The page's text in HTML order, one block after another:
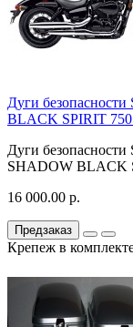
Дуги
BLACK SPIRIT
Дуги
SHADOW BLACK
16 000.00 р.
Предзаказ
Крепеж в